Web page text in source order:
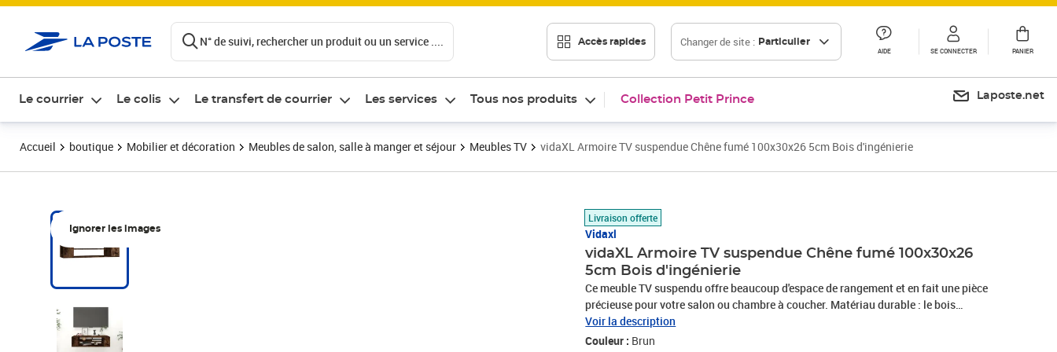
N° de suivi, rechercher un produit ou un service .... Accès rapides Changer de site : Particulier
AIDE SE CONNECTER PANIER
Le courrier Le colis Le transfert de courrier Les services Tous nos produits Collection Petit Prince Laposte.net
Accueil boutique Mobilier et décoration Meubles de salon, salle à manger et séjour Meubles TV vidaXL Armoire TV suspendue Chêne fumé 100x30x26 5cm Bois d'ingénierie
Ignorer les images
Livraison offerte
Vidaxl
vidaXL Armoire TV suspendue Chêne fumé 100x30x26
5cm Bois d'ingénierie
Ce meuble TV suspendu offre beaucoup d'espace de rangement et en fait une pièce
précieuse pour votre salon ou chambre à coucher. Matériau durable : le bois
d'ingénierie est d'une qualité exceptionnelle avec une surface lisse et présente
également résistance, stabilité et résistance à l'humidité.Grand espace de rangement
Voir la description
Couleur : Brun
Prix 50,89€